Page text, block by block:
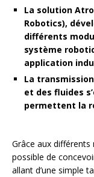
La solution
Robotics),
différents
système
application
La
et des fluides
permettent la
Grâce aux
possible de
allant d’une simple